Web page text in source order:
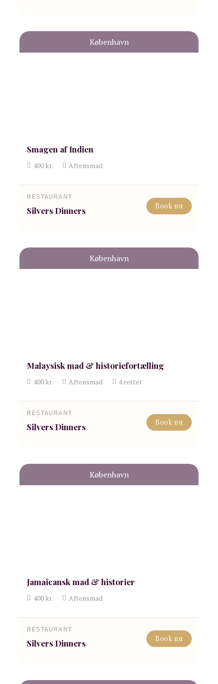
København
Smagen af Indien
400kr. Aftensmad
RESTAURANT
Silvers Dinners Book nu
København
Malaysisk mad & historiefortælling
400kr. Aftensmad 4retter
RESTAURANT
Silvers Dinners Book nu
København
Jamaicansk mad & historier
400kr. Aftensmad
RESTAURANT
Silvers Dinners Book nu